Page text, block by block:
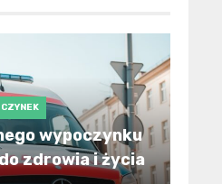
wypoczynku
zdrowia i życia